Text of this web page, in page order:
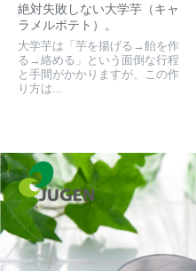
絶対失敗しない大学芋（キャ
ラメルポテト）。
大学芋は「芋を揚げる→飴を作
る→絡める」という面倒な行程
と手間がかかりますが、この作
り方は...